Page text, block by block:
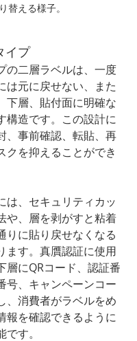
替える様子。
イプ
の二層ラベルは、一度
は元に戻せない、また
下層、貼付面に明確な
構造です。この設計に
、事前確認、転貼、再
クを抑えることができ
は、セキュリティカッ
や、層を剥がすと粘着
りに貼り戻せなくなる
ます。真贋認証に使用
層にQRコード、認証番
号、キャンペーンコー
、消費者がラベルをめ
報を確認できるように
す。